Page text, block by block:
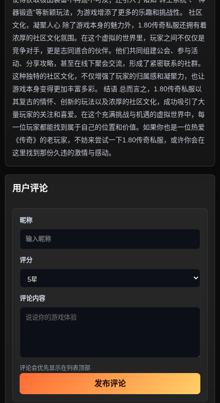
器锻造”等新颖玩法，为游戏增添了更多的乐趣和挑战性。 社区
文化，凝聚人心 除了游戏本身的魅力外，1.80传奇私服还拥有着
浓厚的社区文化氛围。在这个虚拟的世界里，玩家之间不仅仅是
竞争对手，更是志同道合的伙伴。他们共同组建公会、参与活
动、分享攻略，甚至在线下聚会交流，形成了紧密联系的社群。
这种独特的社区文化，不仅增强了玩家的归属感和凝聚力，也让
游戏本身变得更加丰富多彩。 结语 总而言之，1.80传奇私服以
其复古的情怀、创新的玩法以及浓厚的社区文化，成功吸引了大
量玩家的关注和喜爱。在这个充满挑战与机遇的虚拟世界中，每
一位玩家都能找到属于自己的位置和价值。如果你也是一位热爱
《传奇》的老玩家，不妨来尝试一下1.80传奇私服，或许你会在
这里找到那份久违的激情与感动。
用户评论
昵称
评分
评论内容
评论会优先显示在列表顶部
发布评论